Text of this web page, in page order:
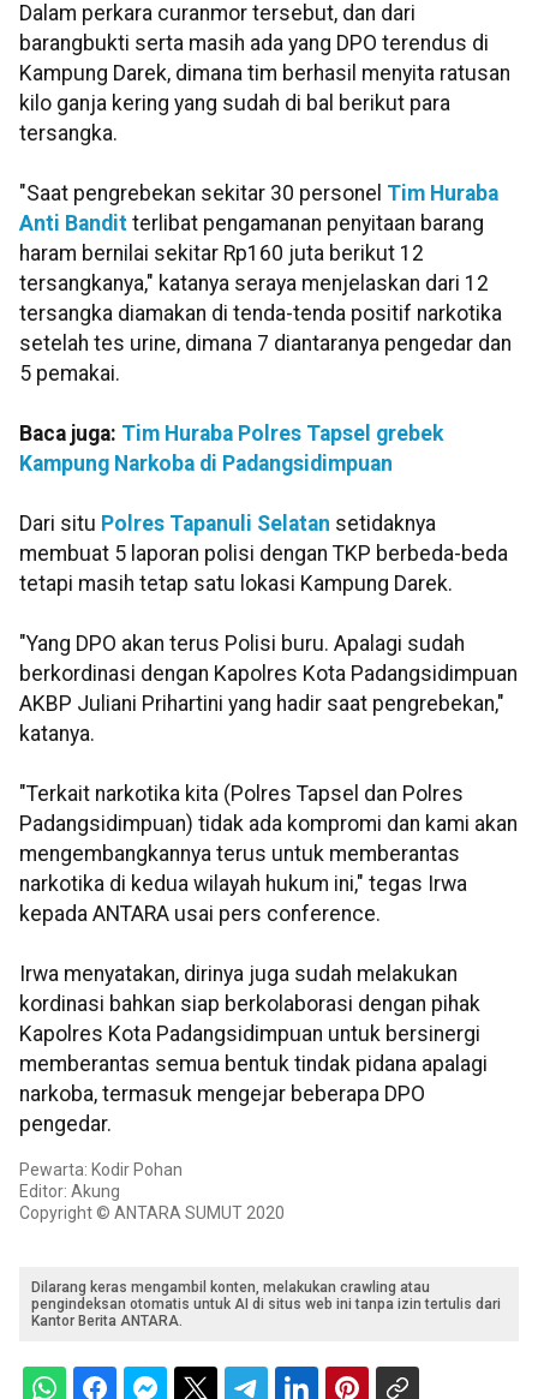
Dalam perkara curanmor tersebut, dan dari
barangbukti serta masih ada yang DPO terendus di
Kampung Darek, dimana tim berhasil menyita ratusan
kilo ganja kering yang sudah di bal berikut para
tersangka.
"Saat pengrebekan sekitar 30 personel Tim Huraba
Anti Bandit terlibat pengamanan penyitaan barang
haram bernilai sekitar Rp160 juta berikut 12
tersangkanya," katanya seraya menjelaskan dari 12
tersangka diamakan di tenda-tenda positif narkotika
setelah tes urine, dimana 7 diantaranya pengedar dan
5 pemakai.
Baca juga: Tim Huraba Polres Tapsel grebek
Kampung Narkoba di Padangsidimpuan
Dari situ Polres Tapanuli Selatan setidaknya
membuat 5 laporan polisi dengan TKP berbeda-beda
tetapi masih tetap satu lokasi Kampung Darek.
"Yang DPO akan terus Polisi buru. Apalagi sudah
berkordinasi dengan Kapolres Kota Padangsidimpuan
AKBP Juliani Prihartini yang hadir saat pengrebekan,"
katanya.
"Terkait narkotika kita (Polres Tapsel dan Polres
Padangsidimpuan) tidak ada kompromi dan kami akan
mengembangkannya terus untuk memberantas
narkotika di kedua wilayah hukum ini," tegas Irwa
kepada ANTARA usai pers conference.
Irwa menyatakan, dirinya juga sudah melakukan
kordinasi bahkan siap berkolaborasi dengan pihak
Kapolres Kota Padangsidimpuan untuk bersinergi
memberantas semua bentuk tindak pidana apalagi
narkoba, termasuk mengejar beberapa DPO
pengedar.
Pewarta: Kodir Pohan
Editor: Akung
Copyright © ANTARA SUMUT 2020
Dilarang keras mengambil konten, melakukan crawling atau
pengindeksan otomatis untuk AI di situs web ini tanpa izin tertulis dari
Kantor Berita ANTARA.